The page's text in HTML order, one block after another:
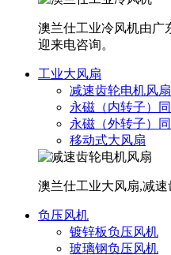
澳兰仕工业冷风机由广
迎来电咨询。
工业大风扇
减速齿轮电机风扇
永磁（内转子）
永磁（外转子）
移动式大风扇
澳兰仕工业大风扇,减
负压风机
镀锌板负压风机
玻璃钢负压风机